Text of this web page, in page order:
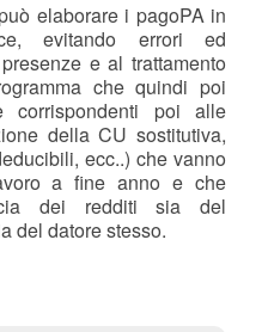
elaborare i pagoPA in
evitando errori ed
e al trattamento
che quindi poi
corrispondenti poi alle
della CU sostitutiva,
ecc..) che vanno
a fine anno e che
dei redditi sia del
del datore stesso.